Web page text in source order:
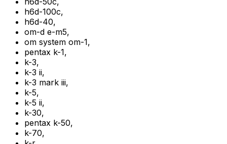
h6d-100c,
h6d-40,
om-d e-m5,
om system om-1,
pentax k-1,
k-3,
k-3 ii,
k-3 mark iii,
k-5,
k-5 ii,
k-30,
pentax k-50,
k-70,